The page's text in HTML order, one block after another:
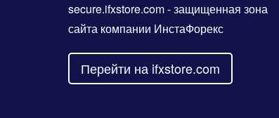
secure.ifxstore.com- защищенная зона
сайта компании ИнстаФорекс
Перейти на ifxstore.com